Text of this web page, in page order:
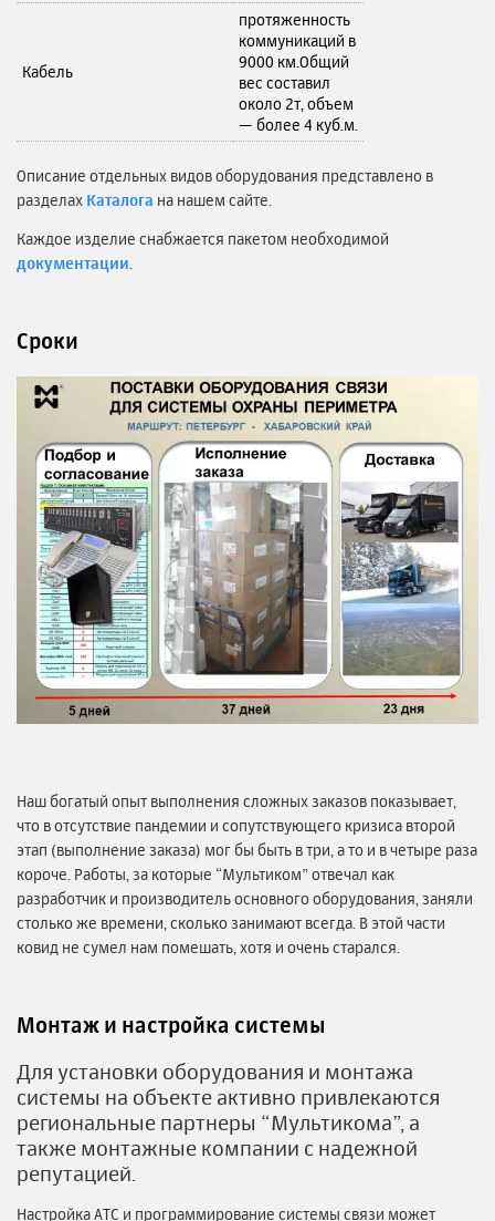
Кабель
протяженность
коммуникаций в
9000 км.Общий
вес составил
около 2т, объем
— более 4 куб.м.
Описание отдельных видов оборудования представлено в
разделах Каталога на нашем сайте.
Каждое изделие снабжается пакетом необходимой
документации
Сроки
Наш богатый опыт выполнения сложных заказов показывает,
что в отсутствие пандемии и сопутствующего кризиса второй
этап (выполнение заказа) мог бы быть в три, а то и в четыре раза
короче. Работы, за которые “Мультиком” отвечал как
разработчик и производитель основного оборудования, заняли
столько же времени, сколько занимают всегда. В этой части
ковид не сумел нам помешать, хотя и очень старался.
Монтаж и настройка системы
Для установки оборудования и монтажа
системы на объекте активно привлекаются
региональные партнеры “Мультикома”, а
также монтажные компании с надежной
репутацией.
Настройка АТС и программирование системы связи может